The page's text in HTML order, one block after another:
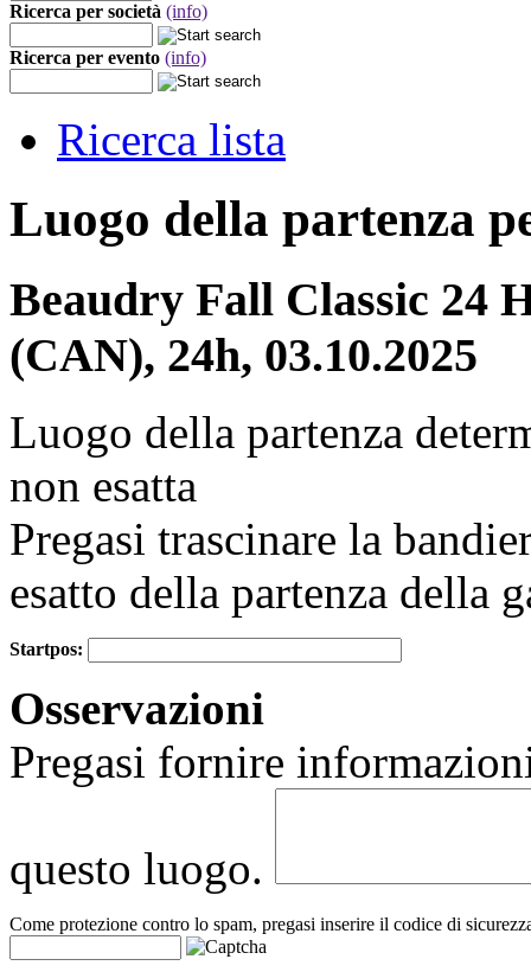
Ricerca per società (info)
Ricerca per evento (info)
Ricerca lista
Luogo della partenza
Beaudry Fall Classic 24
(CAN), 24h, 03.10.2025
Luogo della partenza
non esatta
Pregasi trascinare la
esatto della partenza della
−
Startpos:
Osservazioni
Pregasi fornire
questo luogo.
Come protezione contro lo spam, pregasi inserire il codice di